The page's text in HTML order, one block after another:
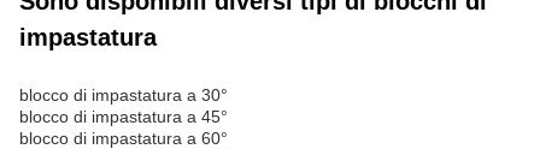
impastatura
blocco di impastatura a 30°
blocco di impastatura a 45°
blocco di impastatura a 60°